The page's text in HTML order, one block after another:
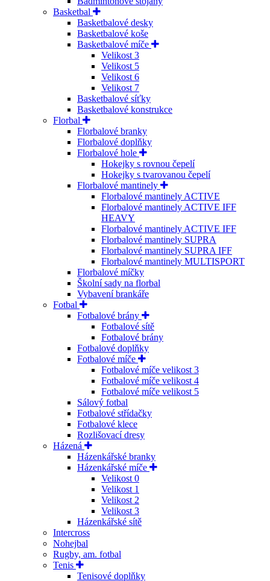
Basketbal
Basketbalové desky
Basketbalové koše
Basketbalové míče
Velikost 3
Velikost 5
Velikost 6
Velikost 7
Basketbalové síťky
Basketbalové konstrukce
Florbal
Florbalové branky
Florbalové doplňky
Florbalové hole
Hokejky s rovnou čepelí
Hokejky s tvarovanou čepelí
Florbalové mantinely
Florbalové mantinely ACTIVE
Florbalové mantinely ACTIVE IFF
HEAVY
Florbalové mantinely ACTIVE IFF
Florbalové mantinely SUPRA
Florbalové mantinely SUPRA IFF
Florbalové mantinely MULTISPORT
Florbalové míčky
Školní sady na florbal
Vybavení brankáře
Fotbal
Fotbalové brány
Fotbalové sítě
Fotbalové brány
Fotbalové doplňky
Fotbalové míče
Fotbalové míče velikost 3
Fotbalové míče velikost 4
Fotbalové míče velikost 5
Sálový fotbal
Fotbalové střídačky
Fotbalové klece
Rozlišovací dresy
Házená
Házenkářské branky
Házenkářské míče
Velikost 0
Velikost 1
Velikost 2
Velikost 3
Házenkářské sítě
Intercross
Nohejbal
Rugby, am. fotbal
Tenis
Tenisové doplňky